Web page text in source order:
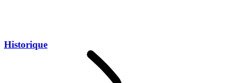
Historique